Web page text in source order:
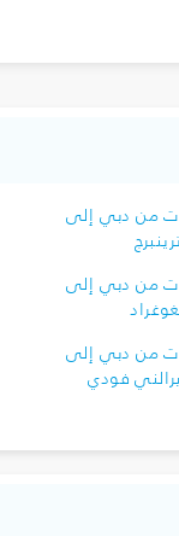
من دبي إلى
من دبي إلى
من دبي إلى
فودي